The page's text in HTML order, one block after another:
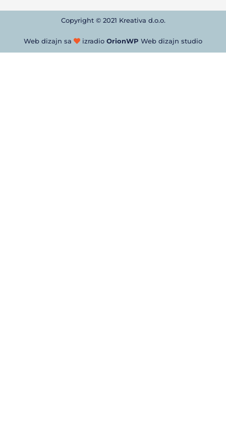
Copyright © 2021 Kreativa d.o.o.
Web dizajn sa izradio OrionWP Web dizajn studio